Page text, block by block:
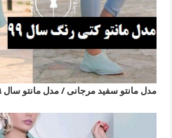
مدل مانتو سفید مرجانی / مدل مانتو سال ۹۹